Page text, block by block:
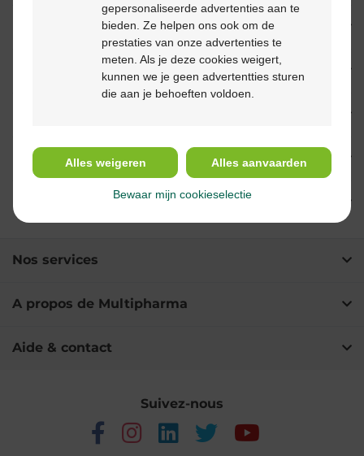
Usage
Nos services
A propos de Multipharma
Aide & contact
Suivez-nous
gepersonaliseerde advertenties aan te
bieden. Ze helpen ons ook om de
prestaties van onze advertenties te
meten. Als je deze cookies weigert,
kunnen we je geen advertentties sturen
die aan je behoeften voldoen.
Alles weigeren Alles aanvaarden
Bewaar mijn cookieselectie